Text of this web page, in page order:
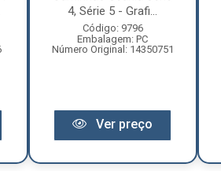
4, Série 5 - Grafi...
Código: 9796
Embalagem: PC
Número Original: 14350751
Ver preço